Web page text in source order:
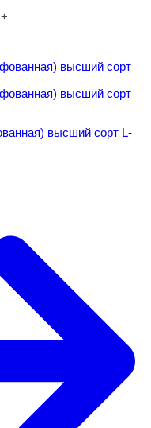
+
высший сорт L-
высший сорт L-